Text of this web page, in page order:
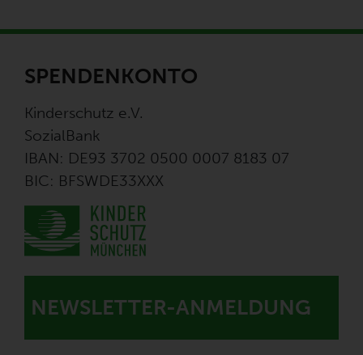
SPENDENKONTO
Kinderschutz e.V.
SozialBank
IBAN: DE93 3702 0500 0007 8183 07
BIC: BFSWDE33XXX
NEWSLETTER-ANMELDUNG